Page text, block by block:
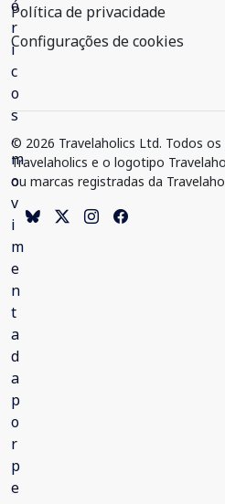
Política de privacidade
Configurações de cookies
© 2026 Travelaholics Ltd. Todos
Travelaholics e o logotipo
ou marcas registradas da